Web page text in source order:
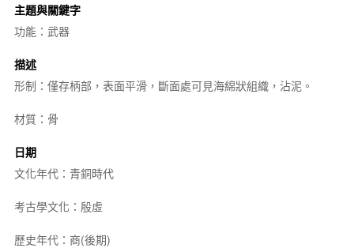
主題與關鍵字
功能：武器
描述
形制：僅存柄部，表面平滑，斷面處可見海綿狀組織，沾泥。
材質：骨
日期
文化年代：青銅時代
考古學文化：殷虛
歷史年代：商(後期)